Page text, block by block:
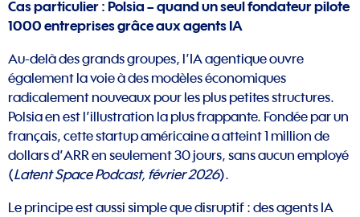
Cas particulier : Polsia – quand un seul fondateur pilote
1000 entreprises grâce aux agents IA
Au-delà des grands groupes, l’IA agentique ouvre
également la voie à des modèles économiques
radicalement nouveaux pour les plus petites structures.
Polsia en est l’illustration la plus frappante. Fondée par un
français, cette startup américaine a atteint 1 million de
dollars d’ARR en seulement 30 jours, sans aucun employé
(Latent Space Podcast, février 2026).
Le principe est aussi simple que disruptif : des agents IA